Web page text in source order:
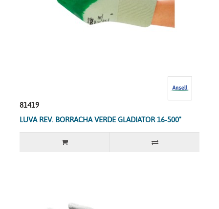
81419
LUVA REV. BORRACHA VERDE GLADIATOR 16-500"